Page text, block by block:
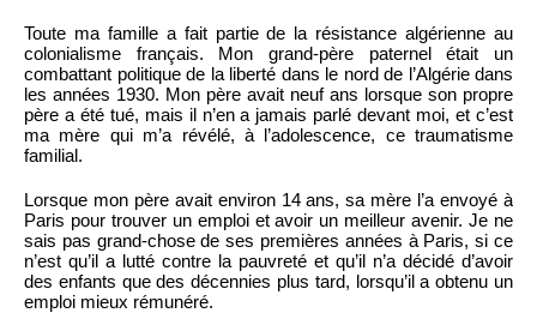
Toute ma famille a fait partie de la résistance algérienne au
colonialisme français. Mon grand-père paternel était un
combattant politique de la liberté dans le nord de l’Algérie dans
les années 1930. Mon père avait neuf ans lorsque son propre
père a été tué, mais il n’en a jamais parlé devant moi, et c’est
ma mère qui m’a révélé, à l’adolescence, ce traumatisme
familial.
Lorsque mon père avait environ 14 ans, sa mère l’a envoyé à
Paris pour trouver un emploi et avoir un meilleur avenir. Je ne
sais pas grand-chose de ses premières années à Paris, si ce
n’est qu’il a lutté contre la pauvreté et qu’il n’a décidé d’avoir
des enfants que des décennies plus tard, lorsqu’il a obtenu un
emploi mieux rémunéré.